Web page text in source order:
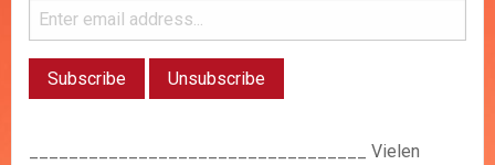
__________________________________ Vielen